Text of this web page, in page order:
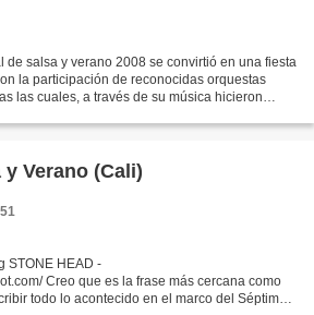
de salsa y verano 2008 se convirtió en una fiesta
la participación de reconocidas orquestas
las cuales, a través de su música hicieron
Verano (Cali)
STONE HEAD -
Creo que es la frase más cercana como
todo lo acontecido en el marco del Séptimo